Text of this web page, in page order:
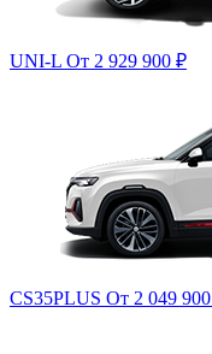
UNI-L От 2 929 900 ₽
CS35PLUS От 2 049 900